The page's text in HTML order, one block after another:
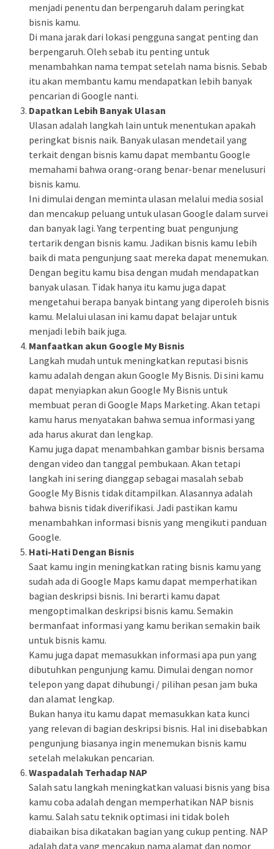
menjadi penentu dan berpengaruh dalam peringkat
bisnis kamu.
Di mana jarak dari lokasi pengguna sangat penting dan
berpengaruh. Oleh sebab itu penting untuk
menambahkan nama tempat setelah nama bisnis. Sebab
itu akan membantu kamu mendapatkan lebih banyak
pencarian di Google nanti.
Dapatkan Lebih Banyak Ulasan
Ulasan adalah langkah lain untuk menentukan apakah
peringkat bisnis naik. Banyak ulasan mendetail yang
terkait dengan bisnis kamu dapat membantu Google
memahami bahwa orang-orang benar-benar menelusuri
bisnis kamu.
Ini dimulai dengan meminta ulasan melalui media sosial
dan mencakup peluang untuk ulasan Google dalam survei
dan banyak lagi. Yang terpenting buat pengunjung
tertarik dengan bisnis kamu. Jadikan bisnis kamu lebih
baik di mata pengunjung saat mereka dapat menemukan.
Dengan begitu kamu bisa dengan mudah mendapatkan
banyak ulasan. Tidak hanya itu kamu juga dapat
mengetahui berapa banyak bintang yang diperoleh bisnis
kamu. Melalui ulasan ini kamu dapat belajar untuk
menjadi lebih baik juga.
Manfaatkan akun Google My Bisnis
Langkah mudah untuk meningkatkan reputasi bisnis
kamu adalah dengan akun Google My Bisnis. Di sini kamu
dapat menyiapkan akun Google My Bisnis untuk
membuat peran di Google Maps Marketing. Akan tetapi
kamu harus menyatakan bahwa semua informasi yang
ada harus akurat dan lengkap.
Kamu juga dapat menambahkan gambar bisnis bersama
dengan video dan tanggal pembukaan. Akan tetapi
langkah ini sering dianggap sebagai masalah sebab
Google My Bisnis tidak ditampilkan. Alasannya adalah
bahwa bisnis tidak diverifikasi. Jadi pastikan kamu
menambahkan informasi bisnis yang mengikuti panduan
Google.
Hati-Hati Dengan Bisnis
Saat kamu ingin meningkatkan rating bisnis kamu yang
sudah ada di Google Maps kamu dapat memperhatikan
bagian deskripsi bisnis. Ini berarti kamu dapat
mengoptimalkan deskripsi bisnis kamu. Semakin
bermanfaat informasi yang kamu berikan semakin baik
untuk bisnis kamu.
Kamu juga dapat memasukkan informasi apa pun yang
dibutuhkan pengunjung kamu. Dimulai dengan nomor
telepon yang dapat dihubungi / pilihan pesan jam buka
dan alamat lengkap.
Bukan hanya itu kamu dapat memasukkan kata kunci
yang relevan di bagian deskripsi bisnis. Hal ini disebabkan
pengunjung biasanya ingin menemukan bisnis kamu
setelah melakukan pencarian.
Waspadalah Terhadap NAP
Salah satu langkah meningkatkan valuasi bisnis yang bisa
kamu coba adalah dengan memperhatikan NAP bisnis
kamu. Salah satu teknik optimasi ini tidak boleh
diabaikan bisa dikatakan bagian yang cukup penting. NAP
adalah data yang mencakup nama alamat dan nomor